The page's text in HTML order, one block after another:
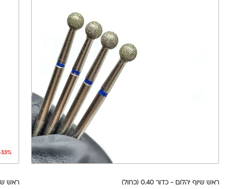
ראש שיוף יהלום - כדור 0.40 (כחול) ראש